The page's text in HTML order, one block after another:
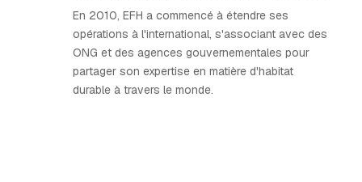
En 2010, EFH a commencé à étendre ses
opérations à l'international, s'associant avec des
ONG et des agences gouvernementales pour
partager son expertise en matière d'habitat
durable à travers le monde.